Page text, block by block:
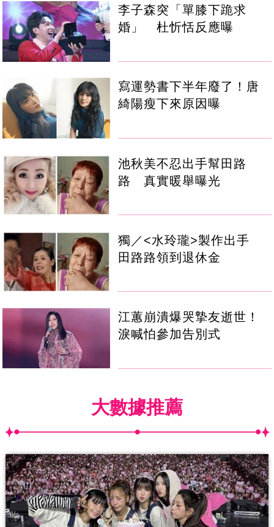
李子森突「單膝下跪求
婚」 杜忻恬反應曝
寫運勢書下半年廢了！唐
綺陽瘦下來原因曝
池秋美不忍出手幫田路
路 真實暖舉曝光
獨／<水玲瓏>製作出手
田路路領到退休金
江蕙崩潰爆哭摯友逝世！
淚喊怕參加告別式
大數據推薦